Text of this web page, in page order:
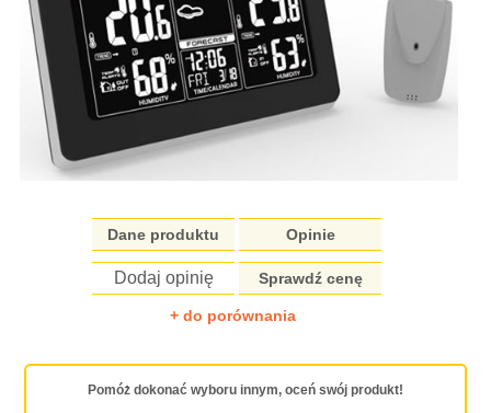
Dane produktu Opinie
Dodaj opinię Sprawdź cenę
+ do porównania
Pomóż dokonać wyboru innym, oceń swój produkt!